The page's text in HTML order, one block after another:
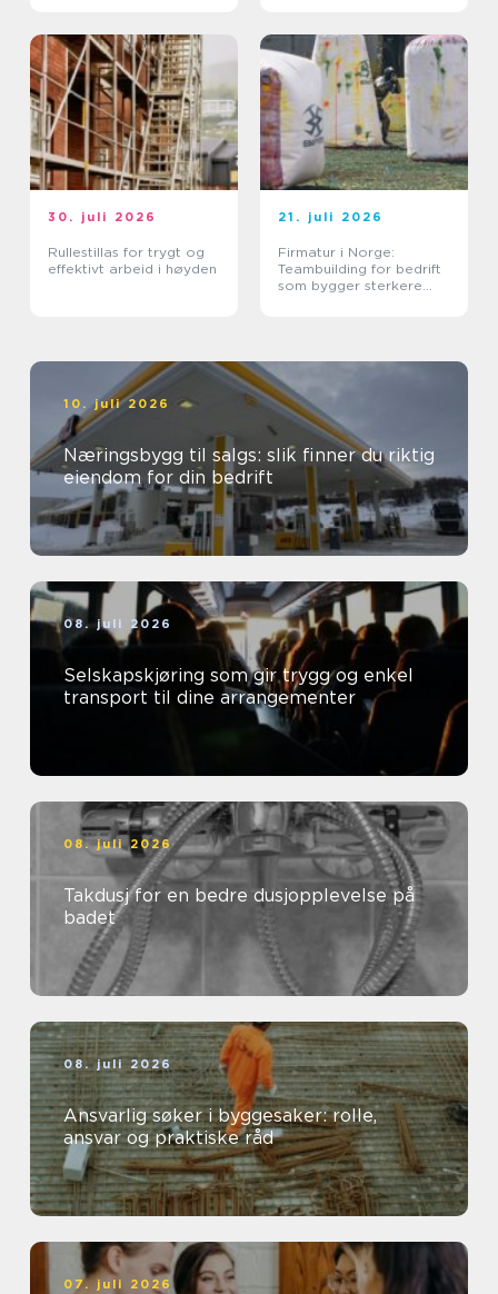
30. juli 2026
Rullestillas for trygt og
effektivt arbeid i høyden
21. juli 2026
Firmatur i Norge:
Teambuilding for bedrift
som bygger sterkere
10. juli 2026
Næringsbygg til salgs: slik finner du riktig
eiendom for din bedrift
08. juli 2026
Selskapskjøring som gir trygg og enkel
transport til dine arrangementer
08. juli 2026
Takdusj for en bedre dusjopplevelse på
badet
08. juli 2026
Ansvarlig søker i byggesaker: rolle,
ansvar og praktiske råd
07. juli 2026